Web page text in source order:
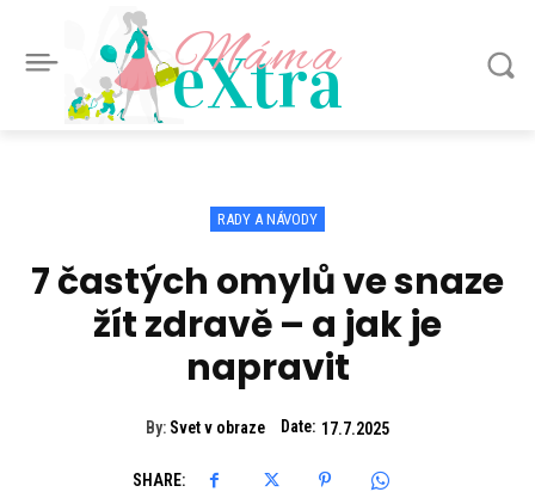
eXtra
Máma
RADY A NÁVODY
7 častých omylů ve snaze
žít zdravě – a jak je
napravit
By: Svet v obraze Date: 17.7.2025
SHARE: